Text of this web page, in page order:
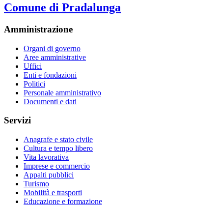
Comune di Pradalunga
Amministrazione
Organi di governo
Aree amministrative
Uffici
Enti e fondazioni
Politici
Personale amministrativo
Documenti e dati
Servizi
Anagrafe e stato civile
Cultura e tempo libero
Vita lavorativa
Imprese e commercio
Appalti pubblici
Turismo
Mobilità e trasporti
Educazione e formazione